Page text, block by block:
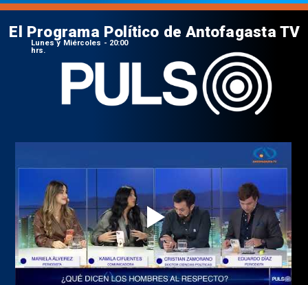
El Programa Político de Antofagasta TV
Lunes y Miércoles - 20:00
hrs.